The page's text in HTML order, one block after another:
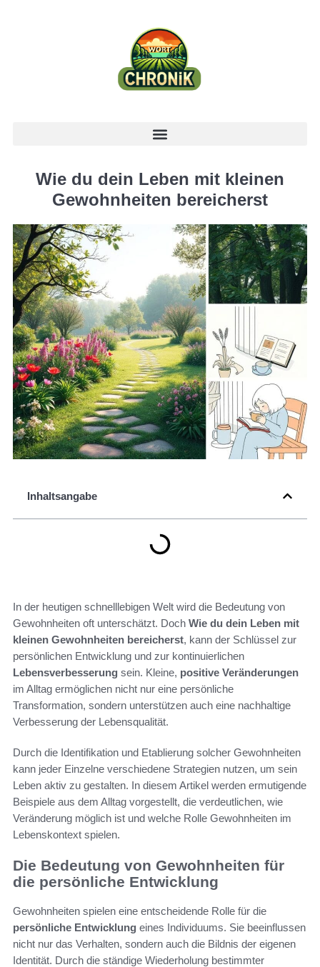
Wie du dein Leben mit kleinen
Gewohnheiten bereicherst
Inhaltsangabe
In der heutigen schnelllebigen Welt wird die Bedeutung von
Gewohnheiten oft unterschätzt. Doch Wie du dein Leben mit
kleinen Gewohnheiten bereicherst, kann der Schlüssel zur
persönlichen Entwicklung und zur kontinuierlichen
Lebensverbesserung sein. Kleine, positive Veränderungen
im Alltag ermöglichen nicht nur eine persönliche
Transformation, sondern unterstützen auch eine nachhaltige
Verbesserung der Lebensqualität.
Durch die Identifikation und Etablierung solcher Gewohnheiten
kann jeder Einzelne verschiedene Strategien nutzen, um sein
Leben aktiv zu gestalten. In diesem Artikel werden ermutigende
Beispiele aus dem Alltag vorgestellt, die verdeutlichen, wie
Veränderung möglich ist und welche Rolle Gewohnheiten im
Lebenskontext spielen.
Die Bedeutung von Gewohnheiten für
die persönliche Entwicklung
Gewohnheiten spielen eine entscheidende Rolle für die
persönliche Entwicklung eines Individuums. Sie beeinflussen
nicht nur das Verhalten, sondern auch die Bildnis der eigenen
Identität. Durch die ständige Wiederholung bestimmter